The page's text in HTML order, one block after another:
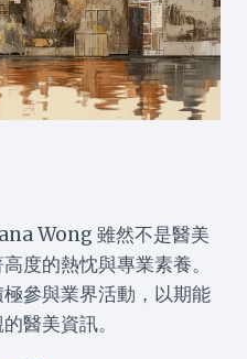
Wong 雖然不是醫美
度的熱忱與專業素養。
參與業界活動，以期能
醫美資訊。